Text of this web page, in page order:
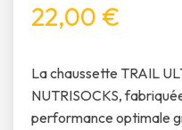
22,00 €
La chaussette TRAIL
NUTRISOCKS,
performance optimale